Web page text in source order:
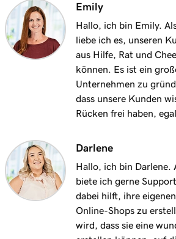
Payments eine Erstattung
Lektion 12 (von 20)
Warum wird meine Zahlung
Lektion 13 (von 20)
Was sind Online-Pay-Links?
Lektion 14 (von 20)
Links
Lektion 15 (von 20)
Verwalten und bearbeiten Sie
Links
Lektion 16 (von 20)
Emily
Hallo, ich bin Emily.
liebe ich es, unseren
aus Hilfe, Rat und
können. Es ist ein
Unternehmen zu
dass unsere Kunden
Rücken frei haben,
Darlene
Hallo, ich bin Darlene.
biete ich gerne
dabei hilft, ihre
Online-Shops zu
wird, dass sie eine